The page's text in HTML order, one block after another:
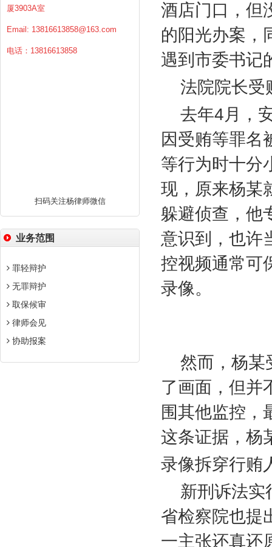
厦3903A室
Email: 13816613858@163.com
电话：13816613858
扫码关注杨律师微信
业务范围
罪轻辩护
无罪辩护
取保候审
律师会见
协助报案
酒店门口，但
的阳光办案，
遇到市委书记
法院院长受
去年4月，
因受贿等罪名
等行为时十分
现，原来杨某
躲避侦查，他
意识到，也许
控视频通常可
录像。
然而，杨某
了画面，但并
围其他监控，
这条证据，杨
录像拆穿行贿
新刑诉法实
省检察院也提
一主张还真还